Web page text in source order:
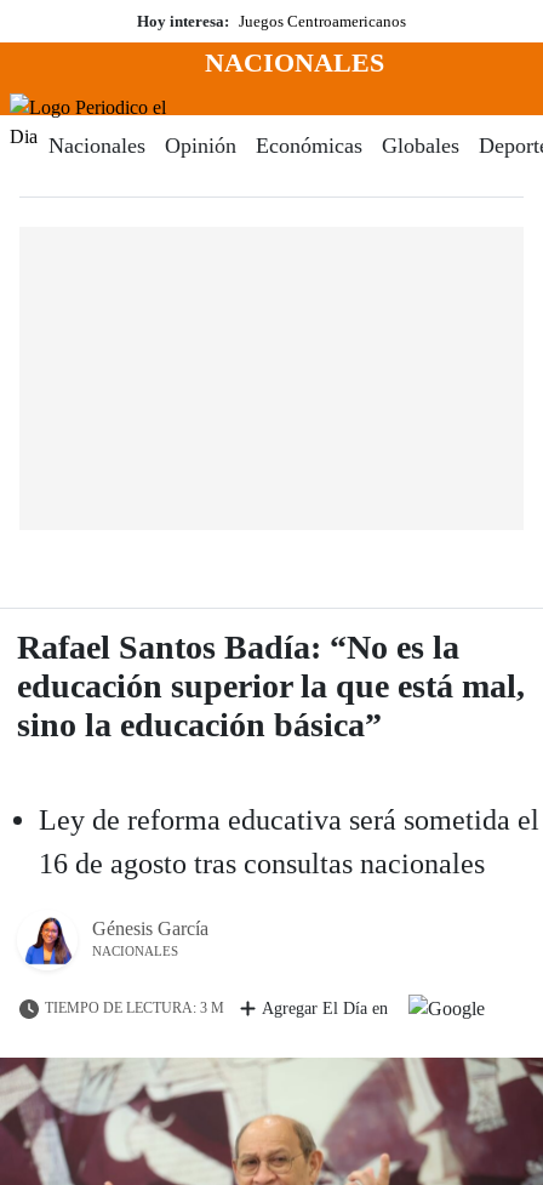
al
Hoy interesa: Juegos Centroamericanos
Menú
NACIONALES
Nacionales Opinión Económicas Globales
Rafael Santos Badía: “No es la
educación superior la que está mal,
sino la educación básica”
Ley de reforma educativa será sometida el
16 de agosto tras consultas nacionales
Génesis García
NACIONALES
TIEMPO DE LECTURA: 3 M Agregar El Día en